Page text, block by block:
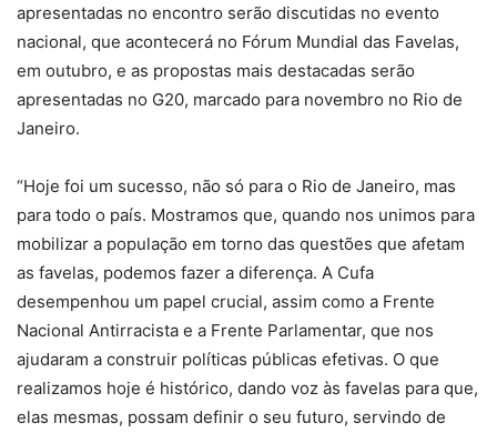
apresentadas no encontro serão discutidas no evento
nacional, que acontecerá no Fórum Mundial das Favelas,
em outubro, e as propostas mais destacadas serão
apresentadas no G20, marcado para novembro no Rio de
Janeiro.
“Hoje foi um sucesso, não só para o Rio de Janeiro, mas
para todo o país. Mostramos que, quando nos unimos para
mobilizar a população em torno das questões que afetam
as favelas, podemos fazer a diferença. A Cufa
desempenhou um papel crucial, assim como a Frente
Nacional Antirracista e a Frente Parlamentar, que nos
ajudaram a construir políticas públicas efetivas. O que
realizamos hoje é histórico, dando voz às favelas para que,
elas mesmas, possam definir o seu futuro, servindo de